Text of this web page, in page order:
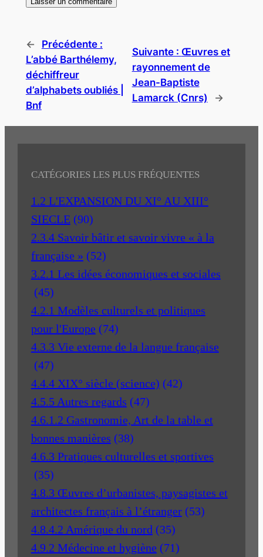
←
Précédente :
L’abbé Barthélemy,
déchiffreur
d’alphabets oubliés |
Bnf
Suivante : Œuvres et
rayonnement de
Jean-Baptiste
Lamarck (Cnrs)
→
CATÉGORIES LES PLUS FRÉQUENTES
1.2 L'EXPANSION DU XI° AU XIII°
SIECLE (90)
2.3.4 Savoir bâtir et savoir vivre « à la
française » (52)
3.2.1 Les idées économiques et sociales
(45)
4.2.1 Modèles culturels et politiques
pour l'Europe (74)
4.3.3 Vie externe de la langue française
(47)
4.4.4 XIX° siècle (science) (42)
4.5.5 Autres regards (47)
4.6.1.2 Gastronomie, Art de la table et
bonnes manières (38)
4.6.3 Pratiques culturelles et sportives
(35)
4.8.3 Œuvres d’urbanistes, paysagistes et
architectes français à l’étranger (53)
4.8.4.2 Amérique du nord (35)
4.9.2 Médecine et hygiène (71)